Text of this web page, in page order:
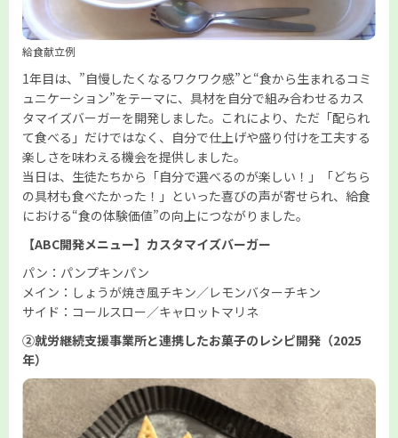
給食献立例
1年目は、”自慢したくなるワクワク感”と“食から生まれるコミ
ュニケーション”をテーマに、具材を自分で組み合わせるカス
タマイズバーガーを開発しました。これにより、ただ「配られ
て食べる」だけではなく、自分で仕上げや盛り付けを工夫する
楽しさを味わえる機会を提供しました。
当日は、生徒たちから「自分で選べるのが楽しい！」「どちら
の具材も食べたかった！」といった喜びの声が寄せられ、給食
における“食の体験価値”の向上につながりました。
【ABC開発メニュー】カスタマイズバーガー
パン：パンプキンパン
メイン：しょうが焼き風チキン／レモンバターチキン
サイド：コールスロー／キャロットマリネ
②就労継続支援事業所と連携したお菓子のレシピ開発（2025
年）